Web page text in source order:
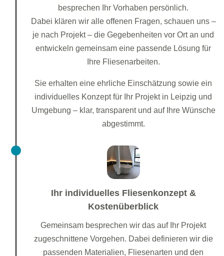
besprechen Ihr Vorhaben persönlich.
Dabei klären wir alle offenen Fragen, schauen uns –
je nach Projekt – die Gegebenheiten vor Ort an und
entwickeln gemeinsam eine passende Lösung für
Ihre Fliesenarbeiten.
Sie erhalten eine ehrliche Einschätzung sowie ein
individuelles Konzept für Ihr Projekt in Leipzig und
Umgebung – klar, transparent und auf Ihre Wünsche
abgestimmt.
Ihr individuelles Fliesenkonzept &
Kostenüberblick
Gemeinsam besprechen wir das auf Ihr Projekt
zugeschnittene Vorgehen. Dabei definieren wir die
passenden Materialien, Fliesenarten und den